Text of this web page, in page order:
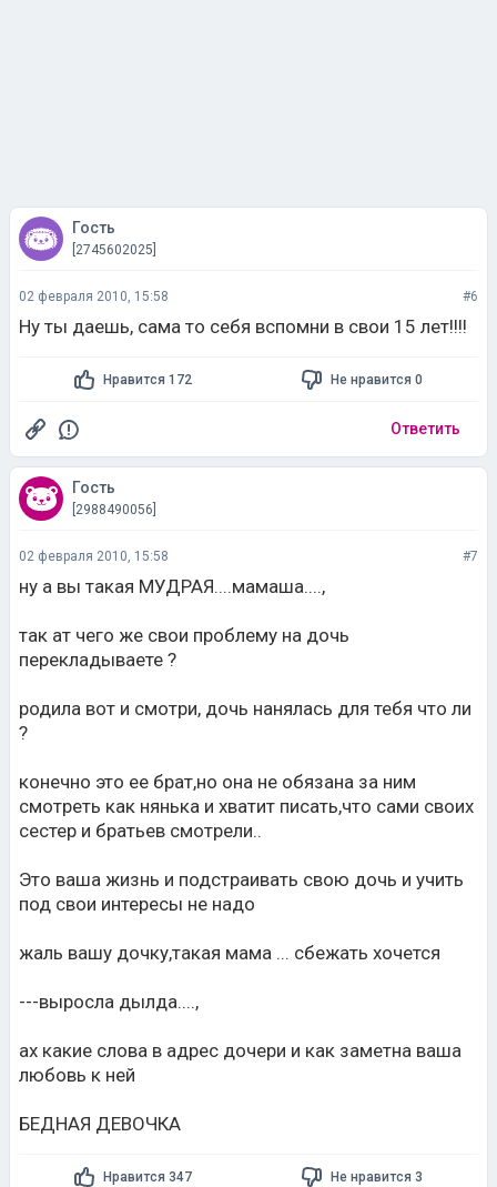
Гость
[2745602025]
02 февраля 2010, 15:58 #6
Ну ты даешь, сама то себя вспомни в свои 15 лет!!!!
Нравится 172 Не нравится 0
Ответить
Гость
[2988490056]
02 февраля 2010, 15:58 #7
ну а вы такая МУДРАЯ....мамаша....,
так ат чего же свои проблему на дочь
перекладываете ?
родила вот и смотри, дочь нанялась для тебя что ли
?
конечно это ее брат,но она не обязана за ним
смотреть как нянька и хватит писать,что сами своих
сестер и братьев смотрели..
Это ваша жизнь и подстраивать свою дочь и учить
под свои интересы не надо
жаль вашу дочку,такая мама ... сбежать хочется
---выросла дылда....,
ах какие слова в адрес дочери и как заметна ваша
любовь к ней
БЕДНАЯ ДЕВОЧКА
Нравится 347 Не нравится 3